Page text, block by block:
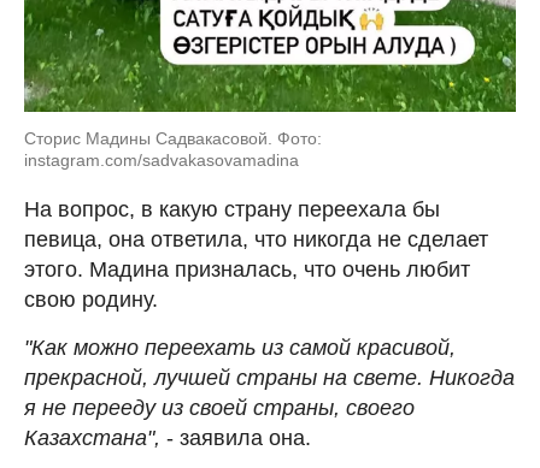
Сторис Мадины Садвакасовой. Фото:
instagram.com/sadvakasovamadina
На вопрос, в какую страну переехала бы
певица, она ответила, что никогда не сделает
этого. Мадина призналась, что очень любит
свою родину.
"Как можно переехать из самой красивой,
прекрасной, лучшей страны на свете. Никогда
я не перееду из своей страны, своего
Казахстана", - заявила она.